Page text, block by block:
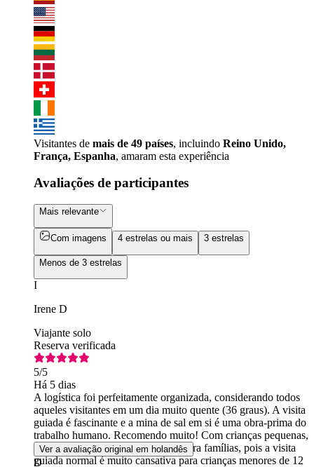
Visitantes de mais de 49 países, incluindo Reino Unido,
França, Espanha, amaram esta experiência
Avaliações de participantes
Mais relevante
Com imagens 4 estrelas ou mais 3 estrelas
Menos de 3 estrelas
I
Irene D
Viajante solo
Reserva verificada
5/5
Há 5 dias
A logística foi perfeitamente organizada, considerando todos
aqueles visitantes em um dia muito quente (36 graus). A visita
guiada é fascinante e a mina de sal em si é uma obra-prima do
trabalho humano. Recomendo muito! Com crianças pequenas,
eu reservaria um passeio especial para famílias, pois a visita
guiada normal é muito cansativa para crianças menores de 12
Ver a avaliação original em holandês
D